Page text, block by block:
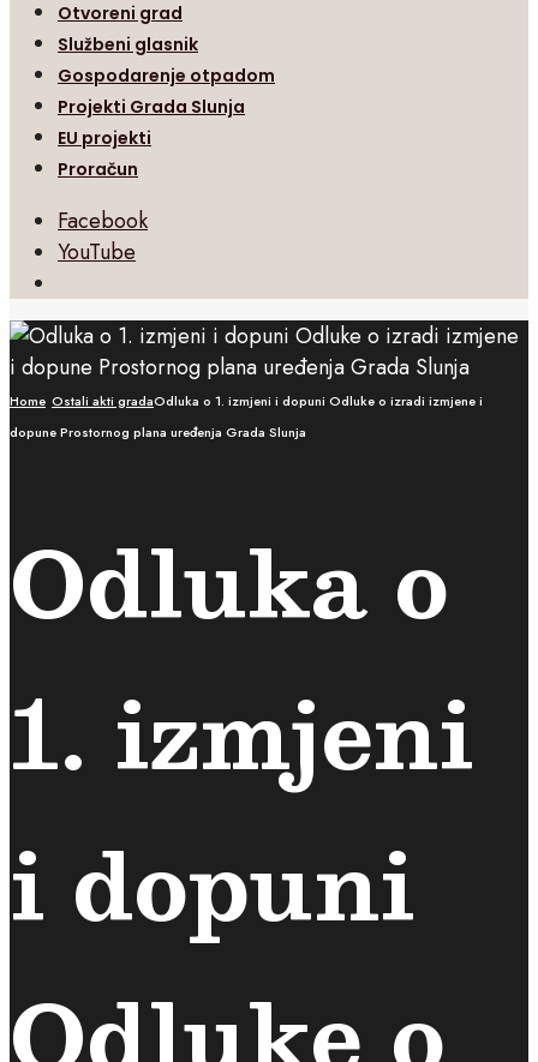
Otvoreni grad
Službeni glasnik
Gospodarenje otpadom
Projekti Grada Slunja
EU projekti
Proračun
Facebook
YouTube
Search
Window
Home Ostali akti gradaOdluka o 1. izmjeni i dopuni Odluke o izradi izmjene i
dopune Prostornog plana uređenja Grada Slunja
Odluka o
1. izmjeni
i dopuni